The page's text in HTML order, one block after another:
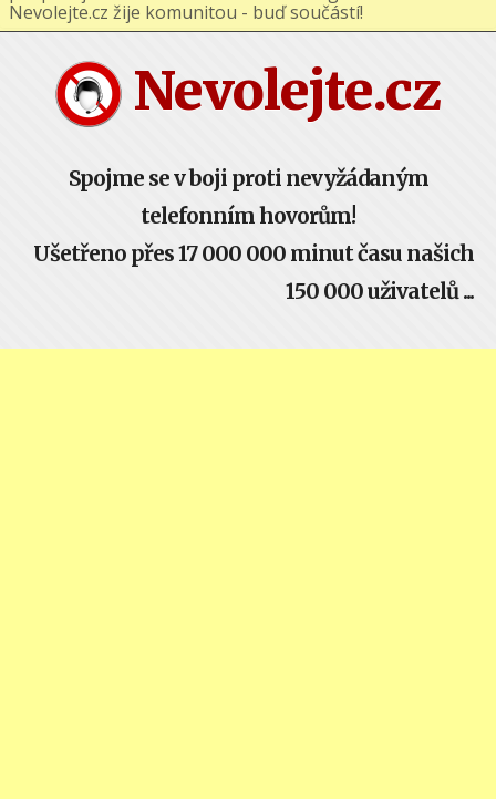
Nevolejte.cz
Spojme se v boji proti nevyžádaným
telefonním hovorům!
Ušetřeno přes 17 000 000 minut času našich
150 000 uživatelů ...
Nevolejte.cz žije komunitou - buď součástí!